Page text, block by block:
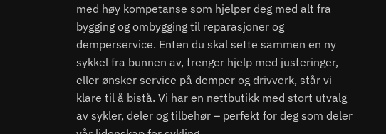
med høy kompetanse som hjelper deg med alt fra
bygging og ombygging til reparasjoner og
demperservice. Enten du skal sette sammen en ny
sykkel fra bunnen av, trenger hjelp med justeringer,
eller ønsker service på demper og drivverk, står vi
klare til å bistå. Vi har en nettbutikk med stort utvalg
av sykler, deler og tilbehør – perfekt for deg som deler